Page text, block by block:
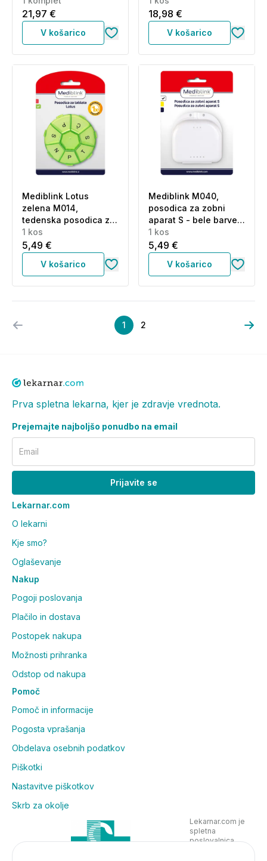
21,97 €
V košarico
18,98 €
V košarico
Mediblink Lotus
zelena M014,
tedenska posodica za
tablete - 1x/dan (1 kos)
1 kos
5,49 €
V košarico
Mediblink M040,
posodica za zobni
aparat S - bele barve
(1 kos)
1 kos
5,49 €
V košarico
1 2
Prva spletna lekarna, kjer je zdravje vrednota.
Prejemajte najboljšo ponudbo na email
Email
Prijavite se
Lekarnar.com
O lekarni
Kje smo?
Oglaševanje
Nakup
Pogoji poslovanja
Plačilo in dostava
Postopek nakupa
Možnosti prihranka
Odstop od nakupa
Pomoč
Pomoč in informacije
Pogosta vprašanja
Obdelava osebnih podatkov
Piškotki
Nastavitve piškotkov
Skrb za okolje
Lekarnar.com je
spletna
poslovalnica